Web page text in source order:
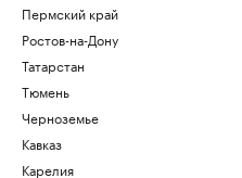
Пермский край
Ростов-на-Дону
Татарстан
Тюмень
Черноземье
Кавказ
Карелия